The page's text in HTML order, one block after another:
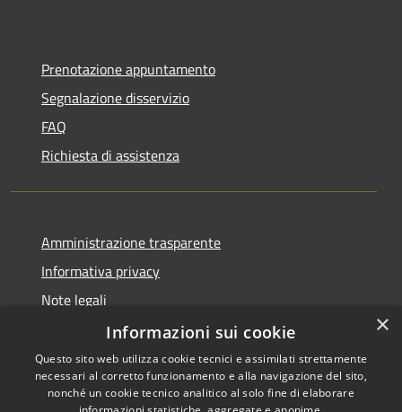
Prenotazione appuntamento
Segnalazione disservizio
FAQ
Richiesta di assistenza
Amministrazione trasparente
Informativa privacy
Note legali
Dichiarazione di accessibilità
×
Informazioni sui cookie
Questo sito web utilizza cookie tecnici e assimilati strettamente
necessari al corretto funzionamento e alla navigazione del sito,
nonché un cookie tecnico analitico al solo fine di elaborare